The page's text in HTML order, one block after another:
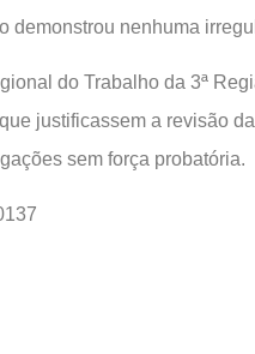
demonstrou nenhuma
do Trabalho da 3ª
justificassem a revisão
sem força probatória.